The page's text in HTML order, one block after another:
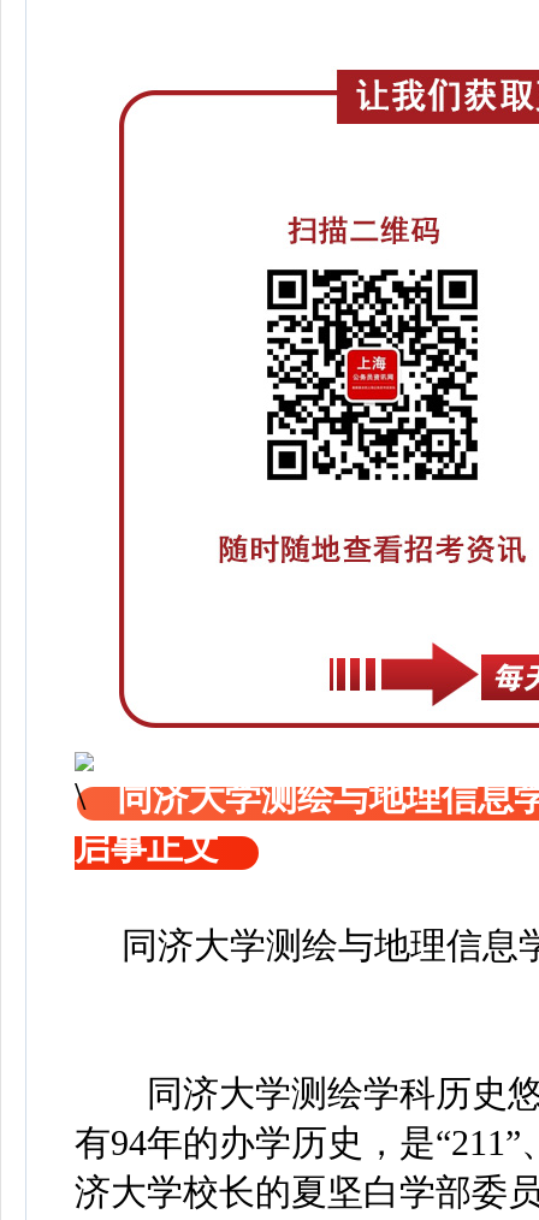
同济大学测绘与地理信息
启事正文
同济大学测绘与地理信息
同济大学测绘学科历史悠
有94年的办学历史，是
济大学校长的夏坚白学部委